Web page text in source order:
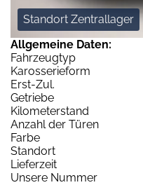
Standort Zentrallager
Allgemeine Daten:
Fahrzeugtyp
Karosserieform
Erst-Zul.
Getriebe
Kilometerstand
Anzahl der Türen
Farbe
Standort
Lieferzeit
Unsere Nummer